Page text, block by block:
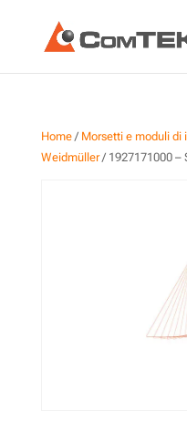
Home/ Morsetti e moduli di
Weidmüller/ 1927171000 –